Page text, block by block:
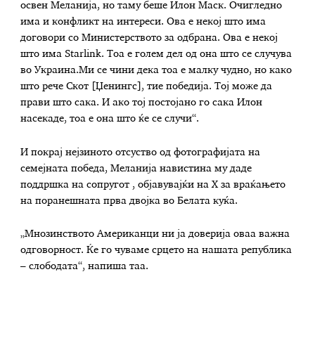
освен Меланија, но таму беше Илон Маск. Очигледно
има и конфликт на интереси. Ова е некој што има
договори со Министерството за одбрана. Ова е некој
што има Starlink. Тоа е голем дел од она што се случува
во Украина.Ми се чини дека тоа е малку чудно, но како
што рече Скот [Џенингс], тие победија. Тој може да
прави што сака. И ако тој постојано го сака Илон
насекаде, тоа е она што ќе се случи“.
И покрај нејзиното отсуство од фотографијата на
семејната победа, Меланија навистина му даде
поддршка на сопругот , објавувајќи на X за враќањето
на поранешната прва двојка во Белата куќа.
„Мнозинството Американци ни ја доверија оваа важна
одговорност. Ќе го чуваме срцето на нашата република
– слободата“, напиша таа.